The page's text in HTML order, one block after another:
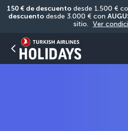
150 € de descuento desde 1.500 €
descuento desde 3.000 € con
sitio. Ver